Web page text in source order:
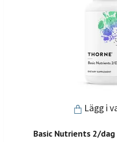
Lägg i
Basic Nutrients 2/